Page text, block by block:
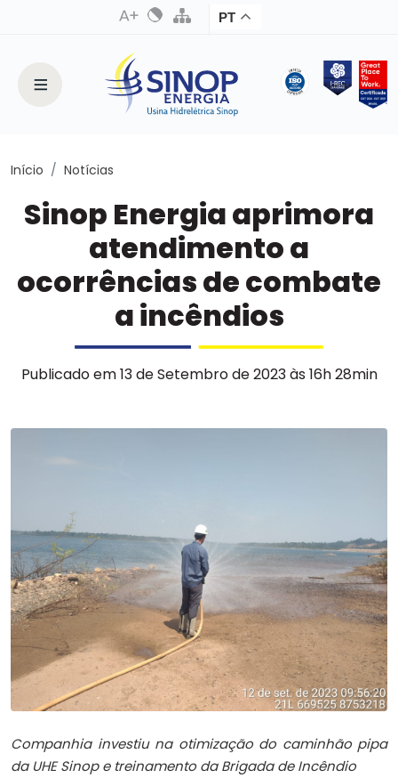
PT
Início Notícias
Sinop Energia aprimora
atendimento a
ocorrências de combate
a incêndios
Publicado em 13 de Setembro de 2023 às 16h 28min
Companhia investiu na otimização do caminhão pipa
da UHE Sinop e treinamento da Brigada de Incêndio